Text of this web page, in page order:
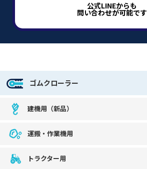
公式LINEからも
問い合わせが可能です
ゴムクローラー
建機用（新品）
運搬・作業機用
トラクター用